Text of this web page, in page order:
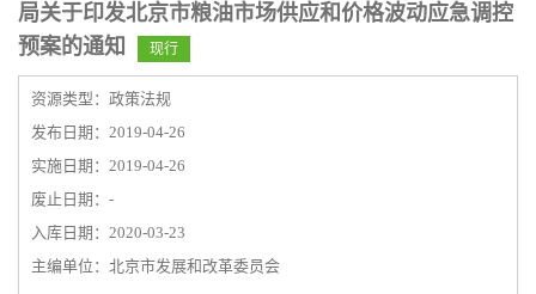
局关于印发北京市粮油市场供应和价格波动应急调控
预案的通知
现行
资源类型：政策法规
发布日期：2019-04-26
实施日期：2019-04-26
废止日期：-
入库日期：2020-03-23
主编单位：北京市发展和改革委员会